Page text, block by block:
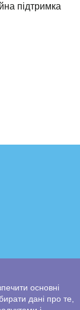
підтримка
основні
дані про те,